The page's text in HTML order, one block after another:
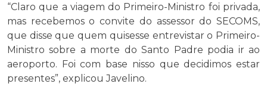
“Claro que a viagem do Primeiro-Ministro foi privada,
mas recebemos o convite do assessor do SECOMS,
que disse que quem quisesse entrevistar o Primeiro-
Ministro sobre a morte do Santo Padre podia ir ao
aeroporto. Foi com base nisso que decidimos estar
presentes”, explicou Javelino.